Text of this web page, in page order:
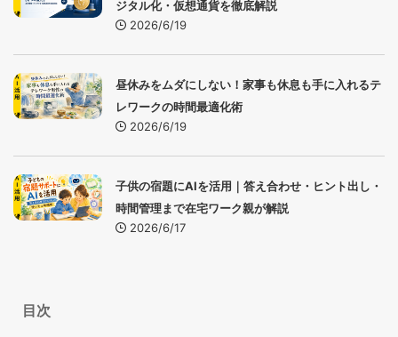
ジタル化・仮想通貨を徹底解説
2026/6/19
昼休みをムダにしない！家事も休息も手に入れるテ
レワークの時間最適化術
2026/6/19
子供の宿題にAIを活用｜答え合わせ・ヒント出し・
時間管理まで在宅ワーク親が解説
2026/6/17
目次